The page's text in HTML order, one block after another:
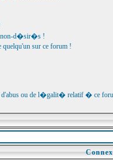
non-d�sir�s !
sur ce forum !
d'abus ou de l�galit� relatif � ce